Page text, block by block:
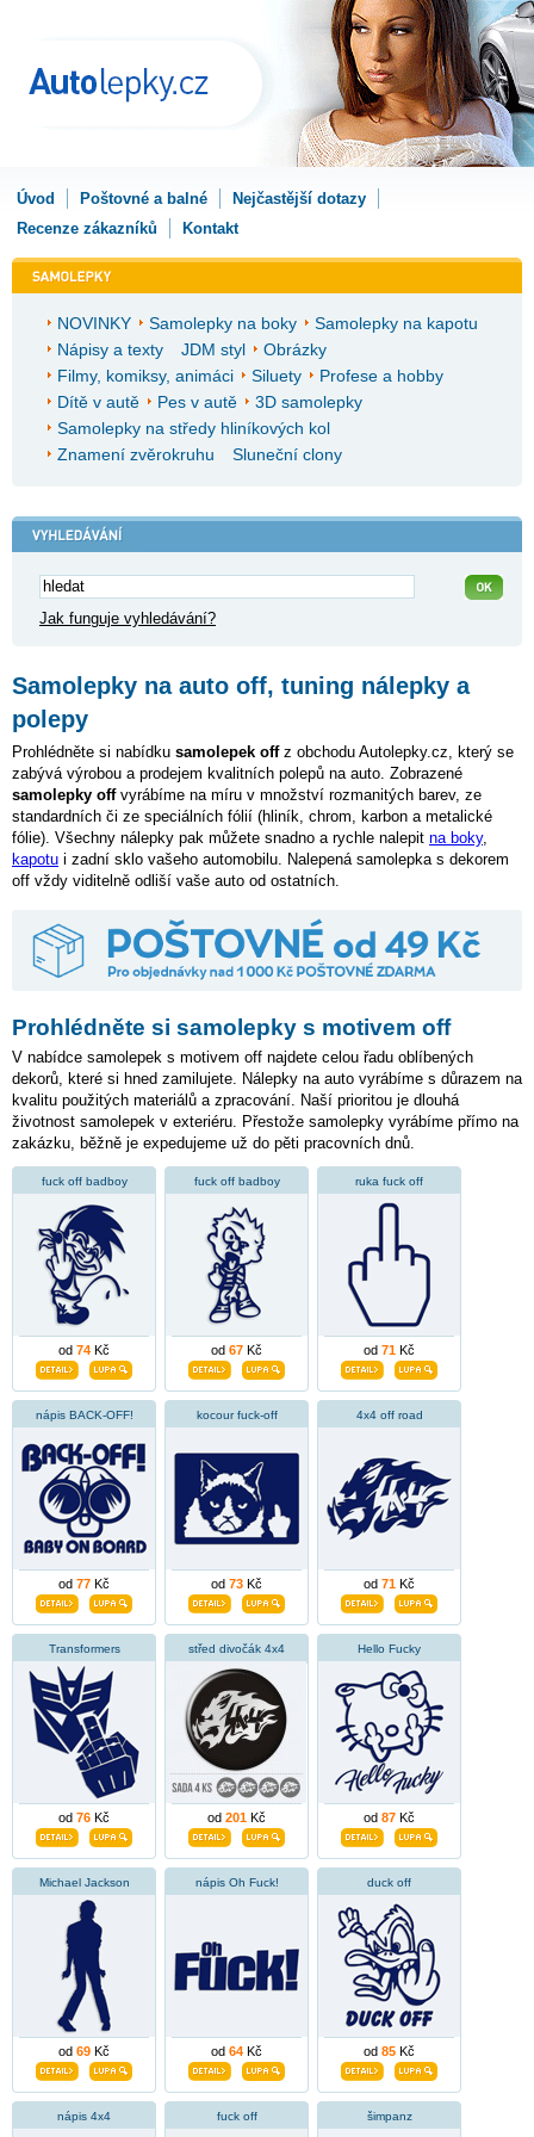
Úvod Poštovné a balné
Nejčastější dotazy
Recenze zákazníků
Kontakt
NOVINKY Samolepky na boky
Samolepky na kapotu
Nápisy a texty
JDM styl
Obrázky
Filmy, komiksy, animáci
Siluety
Profese a hobby
Dítě v autě
Pes v autě
3D samolepky
Samolepky na středy hliníkových kol
Znamení zvěrokruhu
Sluneční clony
Jak funguje vyhledávání?
Samolepky na auto off, tuning nálepky a
polepy
Prohlédněte si nabídku samolepek offz obchodu Autolepky.cz, který se
zabývá výrobou a prodejem kvalitních polepů na auto. Zobrazené
samolepky offvyrábíme na míru v množství rozmanitých barev, ze
standardních či ze speciálních fólií (hliník, chrom, karbon a metalické
fólie). Všechny nálepky pak můžete snadno a rychle nalepit na boky,
kapotu i zadní sklo vašeho automobilu. Nalepená samolepka s dekorem
off vždy viditelně odliší vaše auto od ostatních.
Prohlédněte si samolepky s motivem off
V nabídce samolepek s motivem off najdete celou řadu oblíbených
dekorů, které si hned zamilujete. Nálepky na auto vyrábíme s důrazem na
kvalitu použitých materiálů a zpracování. Naší prioritou je dlouhá
životnost samolepek v exteriéru. Přestože samolepky vyrábíme přímo na
zakázku, běžně je expedujeme už do pěti pracovních dnů.
fuck off badboy
od 74 Kč
fuck off badboy
od 67 Kč
ruka fuck off
od 71 Kč
nápis BACK-OFF!
od 77 Kč
kocour fuck-off
od 73 Kč
4x4 off road
od 71 Kč
Transformers
od 76 Kč
střed divočák 4x4
od 201 Kč
Hello Fucky
od 87 Kč
Michael Jackson
od 69 Kč
nápis Oh Fuck!
od 64 Kč
duck off
od 85 Kč
nápis 4x4 fuck off šimpanz